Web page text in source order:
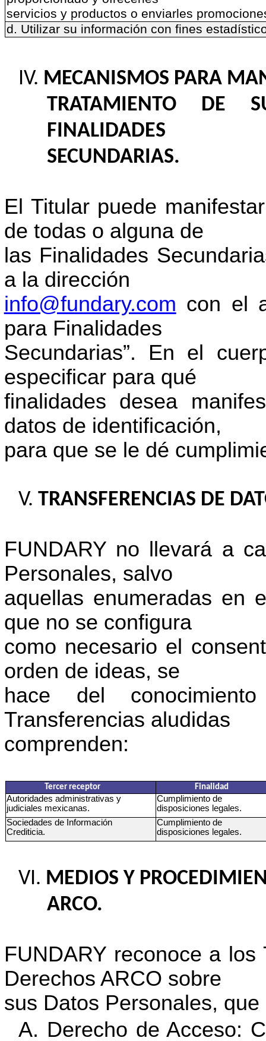
servicios y productos o enviarles
d. Utilizar su información con fines
MECANISMOS PARA
TRATAMIENTO DE
FINALIDADES
SECUNDARIAS.
El Titular puede
de todas o alguna de
las Finalidades
a la dirección
info@fundary.com con el
para Finalidades
Secundarias”. En el
especificar para qué
finalidades desea
datos de identificación,
para que se le dé
TRANSFERENCIAS DE
FUNDARY no llevará a
Personales, salvo
aquellas enumeradas en
que no se configura
como necesario el
orden de ideas, se
hace del
Transferencias aludidas
comprenden:
Tercer receptor Finalidad
Autoridades administrativas y
judiciales mexicanas.
Cumplimiento de
disposiciones legales.
Sociedades de Información
Crediticia.
Cumplimiento de
disposiciones legales.
MEDIOS Y
ARCO.
FUNDARY reconoce a
Derechos ARCO sobre
sus Datos Personales,
Derecho de Acceso: